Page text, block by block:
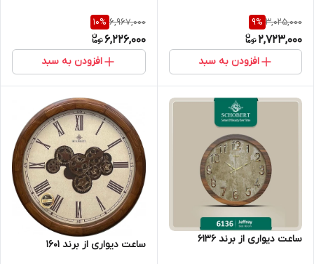
3,025,000
9%
2,723,000
افزودن به سبد
6,967,000
10%
6,226,000
افزودن به سبد
ساعت دیواری از برند 6136 ساعت دیواری از برند 1601